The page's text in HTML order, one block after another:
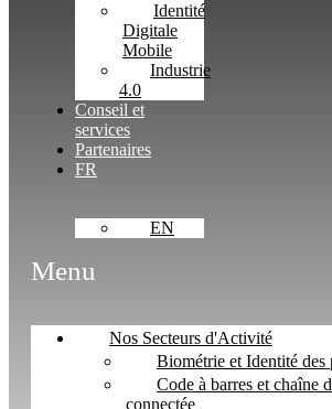
Identité
Digitale
Mobile
Industrie
4.0
Conseil et
services
Partenaires
FR
EN
Menu
Nos Secteurs d'Activité
Biométrie et Identité des
Code à barres et chaîne
connectée